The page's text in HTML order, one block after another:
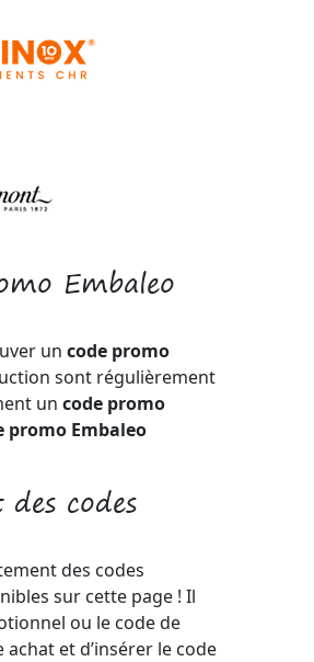
Embaleo
un code promo
sont régulièrement
un code promo
promo Embaleo
codes
des codes
sur cette page ! Il
ou le code de
et d’insérer le code